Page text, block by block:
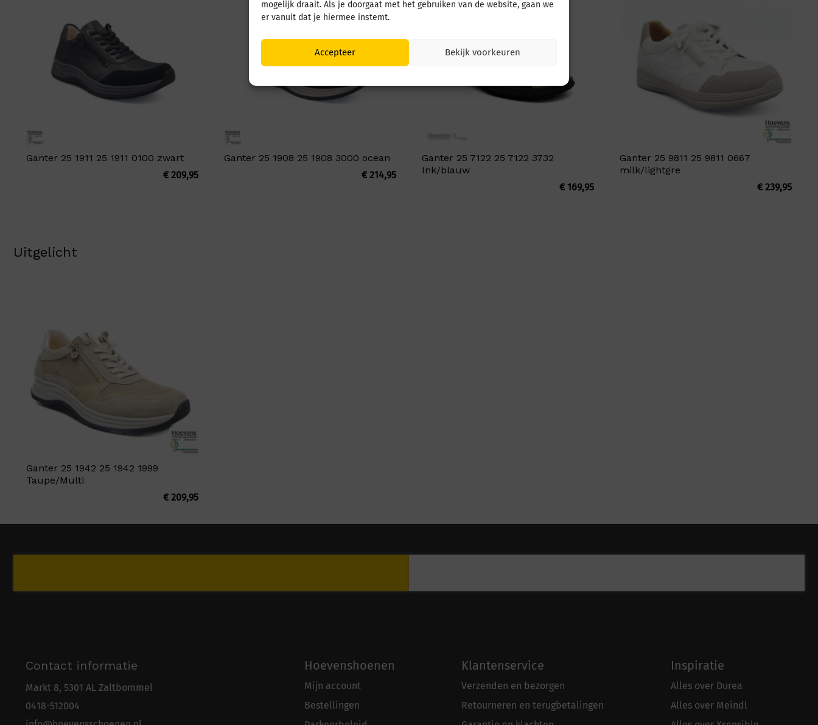
mogelijk draait. Als je doorgaat met het gebruiken van de website, gaan we
er vanuit dat je hiermee instemt.
Accepteer Bekijk voorkeuren
Ganter 25 1911 25 1911 0100 zwart
€209,95
Ganter 25 1908 25 1908 3000 ocean
€214,95
Ganter 25 7122 25 7122 3732
Ink/blauw
€169,95
Ganter 25 9811 25 9811 0667
milk/lightgre
€239,95
Uitgelicht
Ganter 25 1942 25 1942 1999
Taupe/Multi
€209,95
Contact informatie
Markt 8, 5301 AL Zaltbommel
0418-512004
Hoevenshoenen
Mijn account
Bestellingen
Klantenservice
Verzenden en bezorgen
Retourneren en terugbetalingen
Inspiratie
Alles over Durea
Alles over Meindl